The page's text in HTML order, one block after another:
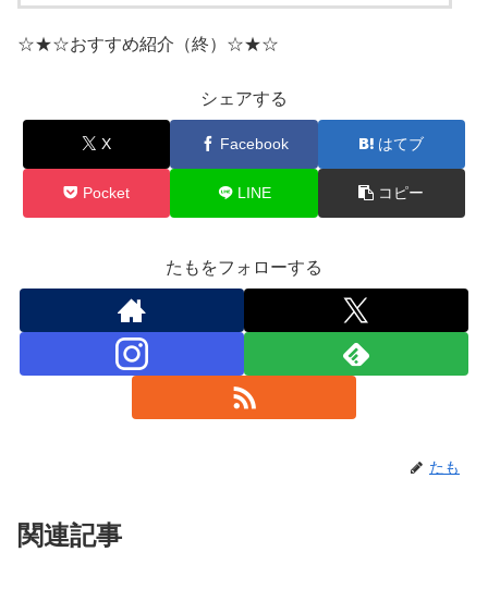
☆★☆おすすめ紹介（終）☆★☆
シェアする
X Facebook はてブ
Pocket LINE コピー
たもをフォローする
たも
関連記事